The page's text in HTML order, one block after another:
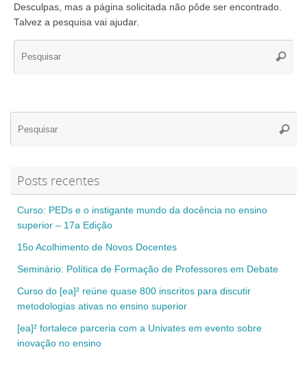
Desculpas, mas a página solicitada não pôde ser encontrado.
Talvez a pesquisa vai ajudar.
Posts recentes
Curso: PEDs e o instigante mundo da docência no ensino
superior – 17a Edição
15o Acolhimento de Novos Docentes
Seminário: Política de Formação de Professores em Debate
Curso do [ea]² reúne quase 800 inscritos para discutir
metodologias ativas no ensino superior
[ea]² fortalece parceria com a Univates em evento sobre
inovação no ensino